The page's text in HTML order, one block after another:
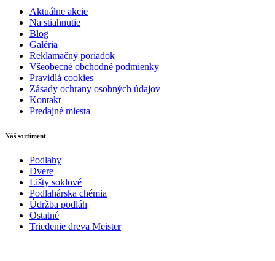
Aktuálne akcie
Na stiahnutie
Blog
Galéria
Reklamačný poriadok
Všeobecné obchodné podmienky
Pravidlá cookies
Zásady ochrany osobných údajov
Kontakt
Predajné miesta
Náš sortiment
Podlahy
Dvere
Lišty soklové
Podlahárska chémia
Údržba podláh
Ostatné
Triedenie dreva Meister